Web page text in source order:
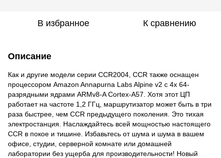
В избранное К сравнению
Описание
Как и другие модели серии CCR2004, CCR также оснащен
процессором Amazon Annapurna Labs Alpine v2 с 4x 64-
разрядными ядрами ARMv8-A Cortex-A57. Хотя этот ЦП
работает на частоте 1,2 ГГц, маршрутизатор может быть в три
раза быстрее, чем CCR предыдущего поколения. Это тихая
электростанция. Наслаждайтесь всей мощностью настоящего
CCR в покое и тишине. Избавьтесь от шума и шума в вашем
офисе, студии, серверной комнате или домашней
лаборатории без ущерба для производительности! Новый